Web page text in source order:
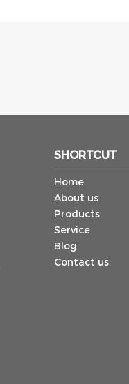
SHORTCUT
Home
About us
Products
Service
Blog
Contact us